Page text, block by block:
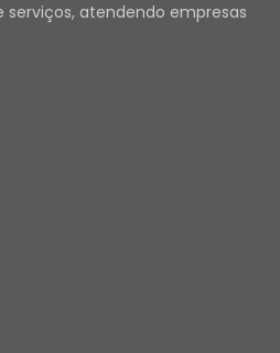
serviços, atendendo empresas